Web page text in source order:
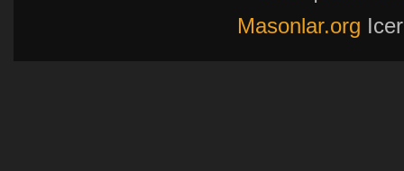
Masonlar.org